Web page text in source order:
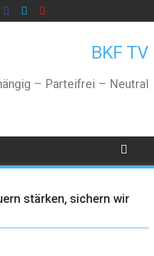
BKF TV
– Parteifrei – Neutral
stärken, sichern wir